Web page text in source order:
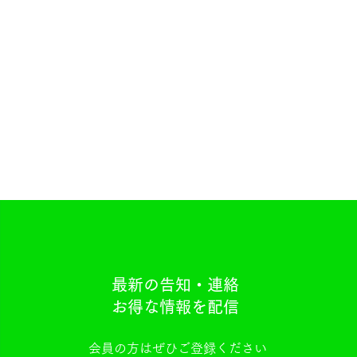
最新の告知・連絡
お得な情報を配信
会員の方はぜひご登録ください